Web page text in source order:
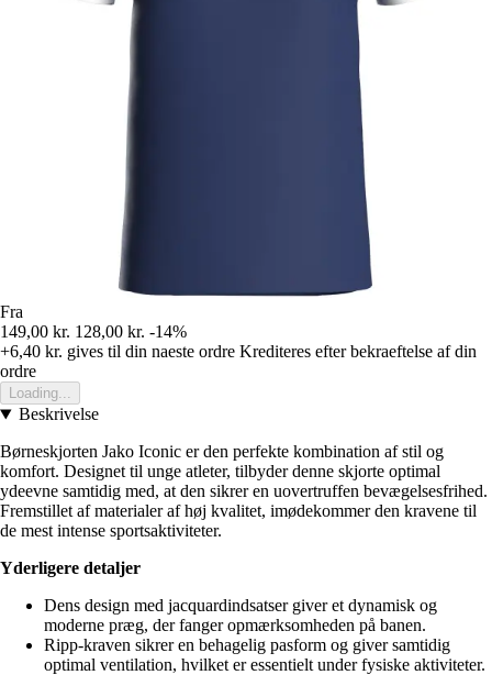
Fra
149,00 kr. 128,00 kr. -14%
+6,40 kr. gives til din naeste ordre Krediteres efter bekraeftelse af din
ordre
Loading...
Beskrivelse
Børneskjorten Jako Iconic er den perfekte kombination af stil og
komfort. Designet til unge atleter, tilbyder denne skjorte optimal
ydeevne samtidig med, at den sikrer en uovertruffen bevægelsesfrihed.
Fremstillet af materialer af høj kvalitet, imødekommer den kravene til
de mest intense sportsaktiviteter.
Yderligere detaljer
Dens design med jacquardindsatser giver et dynamisk og
moderne præg, der fanger opmærksomheden på banen.
Ripp-kraven sikrer en behagelig pasform og giver samtidig
optimal ventilation, hvilket er essentielt under fysiske aktiviteter.